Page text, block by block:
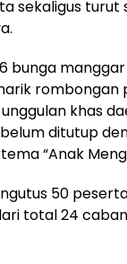
sekaligus turut
bunga
khas
ditutup
“Anak
50
total 24